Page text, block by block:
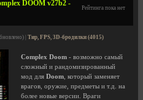
DOOM v27b2 -
Рейтинга пока нет
| Тир, FPS, 3D-бродилки (4015)
Complex Doom - возможно самый
сложный и рандомизированный
мод для Doom , который заменяет
врагов, оружие, предметы и т.д. на
более новые версии. Враги